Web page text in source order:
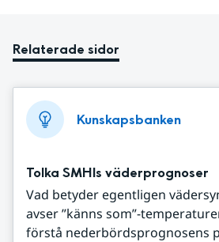
Relaterade sidor
Kunskapsbanken
Tolka SMHIs väderprognoser
Vad betyder egentligen
avser ”känns som”-
förstå nederbördsprognosens